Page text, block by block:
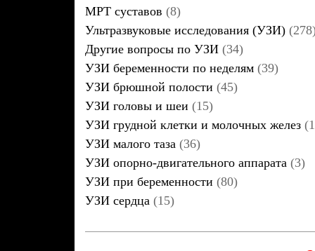
МРТ суставов (8)
Ультразвуковые исследования (УЗИ)
Другие вопросы по УЗИ (34)
УЗИ беременности по неделям (39)
УЗИ брюшной полости (45)
УЗИ головы и шеи (15)
УЗИ грудной клетки и молочных желез
УЗИ малого таза (36)
УЗИ опорно-двигательного аппарата (3)
УЗИ при беременности (80)
УЗИ сердца (15)